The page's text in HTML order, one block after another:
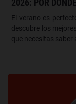
El verano es
descubre los
que necesitas saber